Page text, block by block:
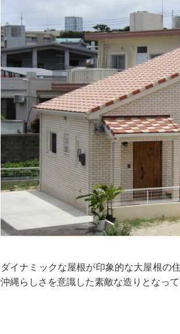
ダイナミックな屋根が印象的な大屋根の
沖縄らしさを意識した素敵な造りとなって